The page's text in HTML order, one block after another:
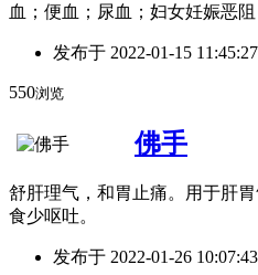
血；便血；尿血；妇女妊娠恶
发布于 2022-01-15 11:45:27
550浏览
佛手
舒肝理气，和胃止痛。用于肝
食少呕吐。
发布于 2022-01-26 10:07:43